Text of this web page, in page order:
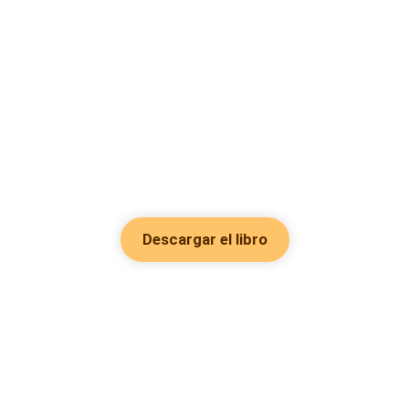
Descargar el libro